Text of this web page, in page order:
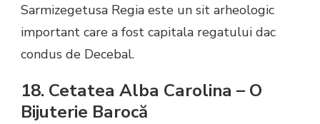
Sarmizegetusa Regia este un sit arheologic
important care a fost capitala regatului dac
condus de Decebal.
18. Cetatea Alba Carolina – O
Bijuterie Barocă